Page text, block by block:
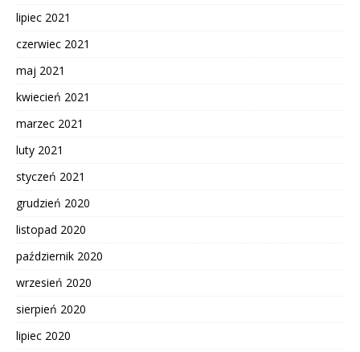
lipiec 2021
czerwiec 2021
maj 2021
kwiecień 2021
marzec 2021
luty 2021
styczeń 2021
grudzień 2020
listopad 2020
październik 2020
wrzesień 2020
sierpień 2020
lipiec 2020